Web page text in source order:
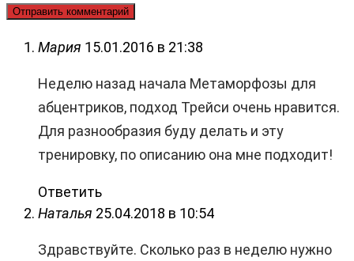
Мария 15.01.2016 в 21:38
Неделю назад начала Метаморфозы для
абцентриков, подход Трейси очень нравится.
Для разнообразия буду делать и эту
тренировку, по описанию она мне подходит!
Ответить
Наталья 25.04.2018 в 10:54
Здравствуйте. Сколько раз в неделю нужно